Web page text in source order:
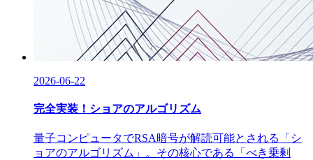
2026-06-22
完全実装！ショアのアルゴリズム
量子コンピュータでRSA暗号が解読可能とされる「シ
ョアのアルゴリズム」。その核心である「べき乗剰